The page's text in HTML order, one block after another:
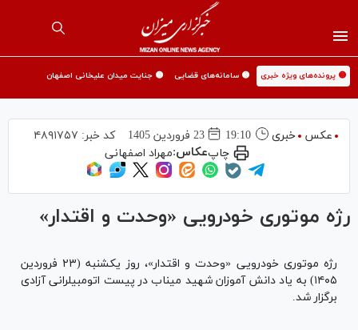
🟡 پرونده‌های ویژه خبری 🟡 سامانه‌های قضایی 🟡 جنایت میدان علیخانی اصفهان
عکس خبری 19:10 23 فروردين 1405 کد خبر: ۴۸۹۱۷۵۷
چاپعکاس:مهراد اصفهانی
رژه موتوری خودرویی «وحدت و اقتدار»
رژه موتوری خودرویی «وحدت و اقتدار»، روز یکشنبه (۲۳ فروردین
۱۴۰۵) به یاد دانش آموزان شهید میناب در پیست اتومبیلرانی آزادی
برگزار شد.